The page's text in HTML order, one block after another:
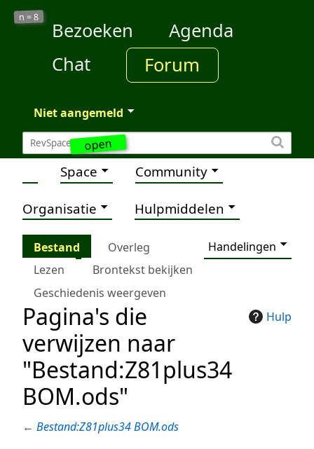
open
n =8
Bezoeken
Agenda
Chat
Forum
Niet aangemeld
Space Community
Organisatie Hulpmiddelen
Bestand Overleg
Handelingen
Lezen
Brontekst bekijken
Geschiedenis weergeven
Hulp
Pagina's die
verwijzen naar
"Bestand:Z81plus34
BOM.ods"
← Bestand:Z81plus34 BOM.ods